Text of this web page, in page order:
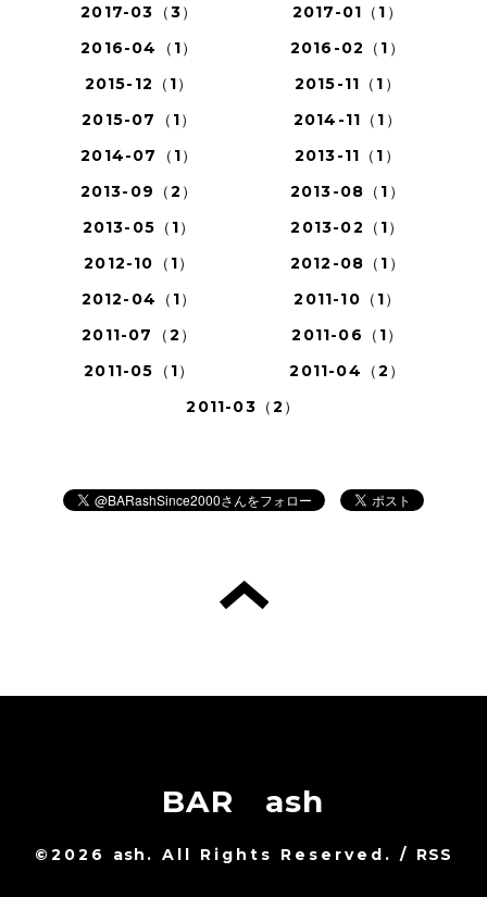
2017-03（3）
2017-01（1）
2016-04（1）
2016-02（1）
2015-12（1）
2015-11（1）
2015-07（1）
2014-11（1）
2014-07（1）
2013-11（1）
2013-09（2）
2013-08（1）
2013-05（1）
2013-02（1）
2012-10（1）
2012-08（1）
2012-04（1）
2011-10（1）
2011-07（2）
2011-06（1）
2011-05（1）
2011-04（2）
2011-03（2）
BAR ash
©2026 ash . All Rights Reserved. / RSS